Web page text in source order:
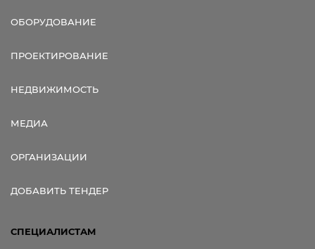
ОБОРУДОВАНИЕ
ПРОЕКТИРОВАНИЕ
НЕДВИЖИМОСТЬ
МЕДИА
ОРГАНИЗАЦИИ
ДОБАВИТЬ ТЕНДЕР
СПЕЦИАЛИСТАМ